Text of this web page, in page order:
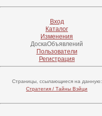
Вход
Каталог
Изменения
ДоскаОбъявлений
Пользователи
Регистрация
Страницы, ссылающиеся на данную:
Стратегия / Тайны Вэйци